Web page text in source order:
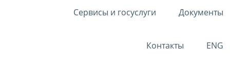
Сервисы и госуслуги Документы
Контакты ENG